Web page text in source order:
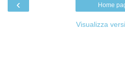
‹ Home
Visualizza